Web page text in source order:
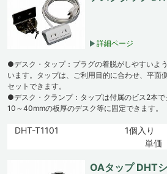
詳細ページ
●デスク・タップ：プラグの着脱がしやすいよ
います。タップは、ご利用目的に合わせ、平面
セットできます。
●デスク・クランプ：タップは付属のビス2本
10～40mmの板厚のデスク等に固定できます。
DHT-T1101
1個入り
単価
OAタップ DHT